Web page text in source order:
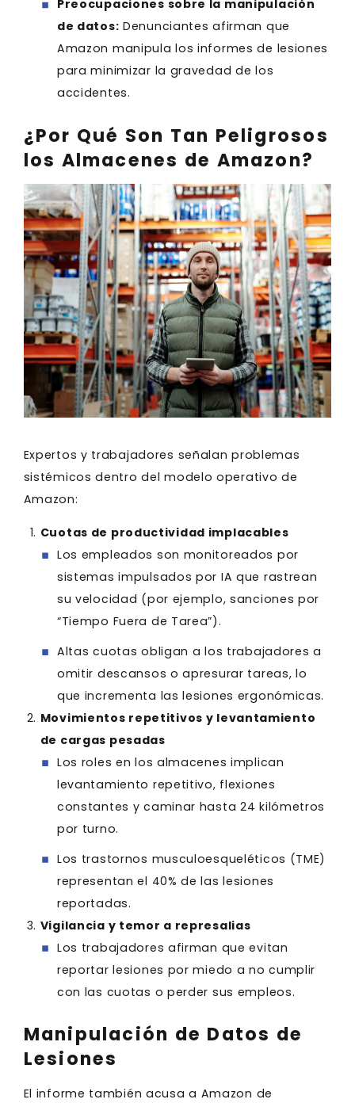
Preocupaciones sobre la manipulación
de datos: Denunciantes afirman que
Amazon manipula los informes de lesiones
para minimizar la gravedad de los
accidentes.
¿Por Qué Son Tan Peligrosos
los Almacenes de Amazon?
Expertos y trabajadores señalan problemas
sistémicos dentro del modelo operativo de
Amazon:
Cuotas de productividad implacables
Los empleados son monitoreados por
sistemas impulsados por IA que rastrean
su velocidad (por ejemplo, sanciones por
“Tiempo Fuera de Tarea”).
Altas cuotas obligan a los trabajadores a
omitir descansos o apresurar tareas, lo
que incrementa las lesiones ergonómicas.
Movimientos repetitivos y levantamiento
de cargas pesadas
Los roles en los almacenes implican
levantamiento repetitivo, flexiones
constantes y caminar hasta 24 kilómetros
por turno.
Los trastornos musculoesqueléticos (TME)
representan el 40% de las lesiones
reportadas.
Vigilancia y temor a represalias
Los trabajadores afirman que evitan
reportar lesiones por miedo a no cumplir
con las cuotas o perder sus empleos.
Manipulación de Datos de
Lesiones
El informe también acusa a Amazon de